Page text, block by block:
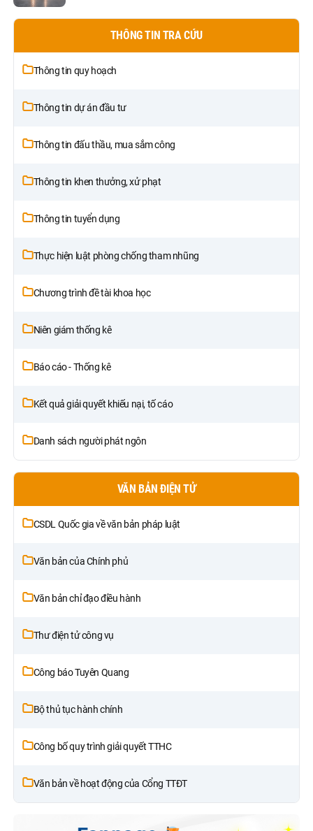
THÔNG TIN TRA CỨU
Thông tin quy hoạch
Thông tin dự án đầu tư
Thông tin đấu thầu, mua sắm công
Thông tin khen thưởng, xử phạt
Thông tin tuyển dụng
Thực hiện luật phòng chống tham nhũng
Chương trình đề tài khoa học
Niên giám thống kê
Báo cáo - Thống kê
Kết quả giải quyết khiếu nại, tố cáo
Danh sách người phát ngôn
VĂN BẢN ĐIỆN TỬ
CSDL Quốc gia về văn bản pháp luật
Văn bản của Chính phủ
Văn bản chỉ đạo điều hành
Thư điện tử công vụ
Công báo Tuyên Quang
Bộ thủ tục hành chính
Công bố quy trình giải quyết TTHC
Văn bản về hoạt động của Cổng TTĐT